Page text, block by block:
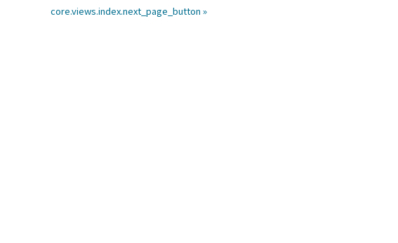
core.views.index.next_page_button »